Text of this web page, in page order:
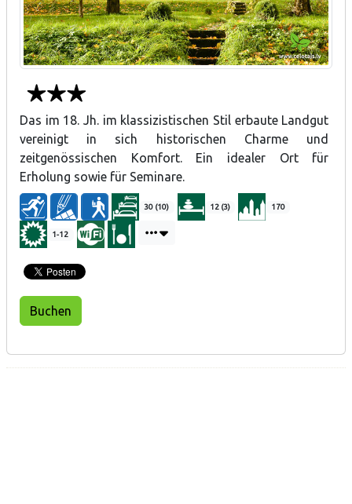
Das im 18. Jh. im klassizistischen Stil erbaute Landgut
vereinigt in sich historischen Charme und
zeitgenössischen Komfort. Ein idealer Ort für
Erholung sowie für Seminare.
30 (10) 12 (3) 170
1-12
Buchen